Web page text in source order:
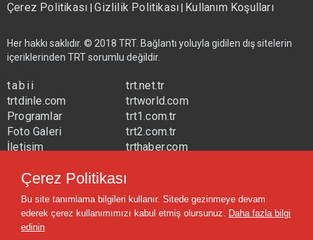
Çerez Politikası|Gizlilik Politikası| Kullanım Koşulları
Her hakkı saklıdır. © 2018 TRT. Bağlantı yoluyla gidilen dış sitelerin
içeriklerinden TRT sorumlu değildir.
tabii
trtdinle.com
Programlar
Foto Galeri
İletişim
trt.net.tr
trtworld.com
trt1.com.tr
trt2.com.tr
trthaber.com
trtavaz.com.tr
trtmuzik.net.tr
trtcocuk.net.tr
Çerez Politikası
Bu site tanımlama bilgileri kullanır. Sitede gezinmeye devam
ederek çerez kullanımımızı kabul etmiş olursunuz. Daha fazla bilgi
edinin